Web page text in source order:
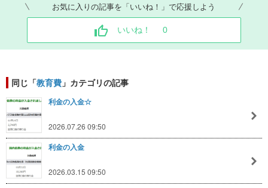
お気に入りの記事を「いいね！」で応援しよう
いいね！ 0
同じ「教育費 」カテゴリの記事
利金の入金☆
2026.07.26 09:50
利金の入金
2026.03.15 09:50